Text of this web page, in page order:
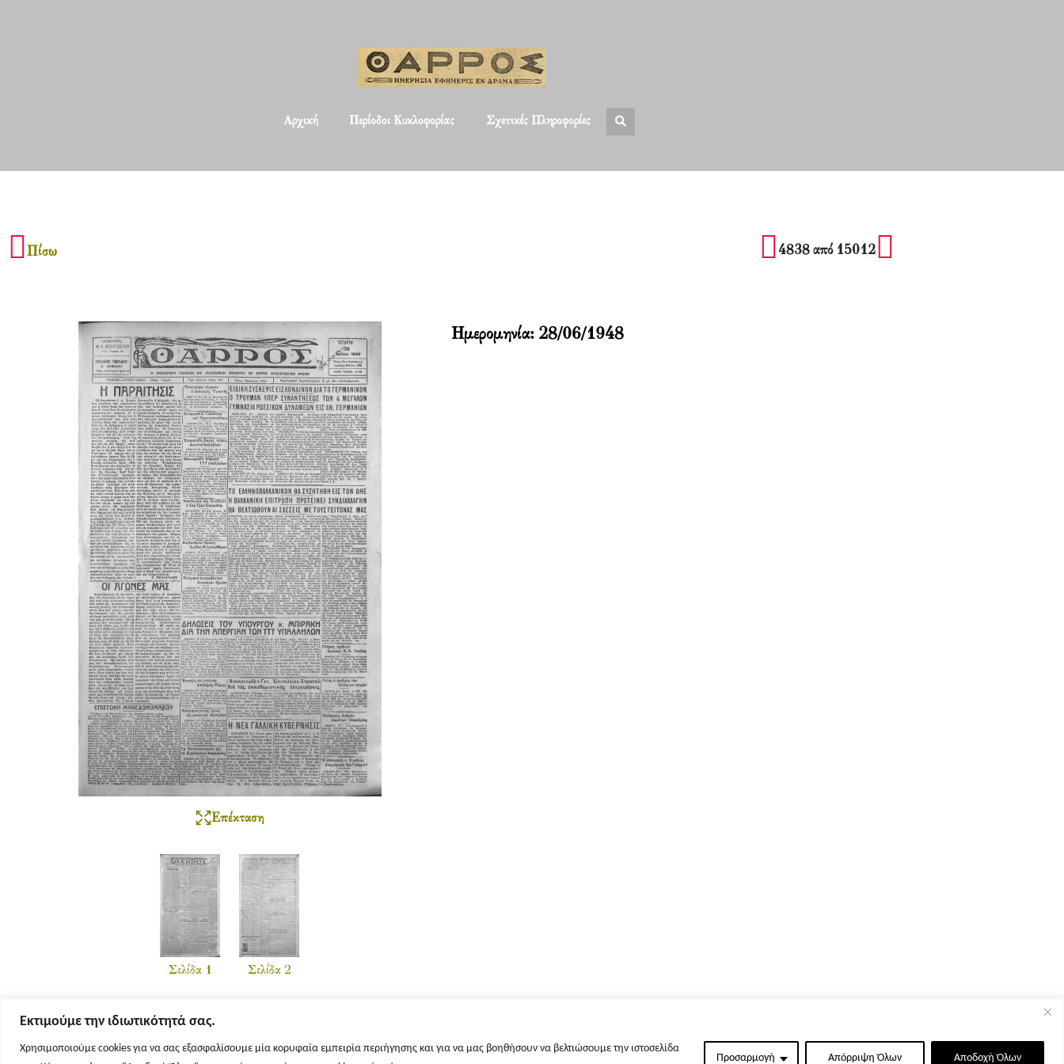
Εκτιμούμε την ιδιωτικότητά σας.
Χρησιμοποιούμε cookies για να σας εξασφαλίσουμε μία κορυφαία εμπειρία περιήγησης και για να μας βοηθήσουν να βελτιώσουμε την ιστοσελίδα
Προσαρμογή Απόρριψη Όλων Αποδοχή Όλων
Αρχική Περίοδοι Κυκλοφορίας Σχετικές Πληροφορίες
Πίσω 4838 από 15012
Επέκταση
Σελίδα 1 Σελίδα 2
Ημερομηνία: 28/06/1948